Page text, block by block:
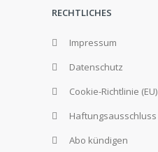
RECHTLICHES
Impressum
Datenschutz
Cookie-Richtlinie (EU)
Haftungsausschluss
Abo kündigen